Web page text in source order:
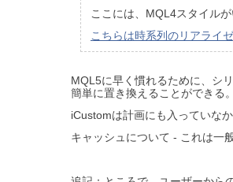
ここには、MQL4スタイル
こちらは時系列のリアライ
MQL5に早く慣れるために、シ
簡単に置き換えることができる
iCustomは計画にも入っていなか
キャッシュについて - これは一